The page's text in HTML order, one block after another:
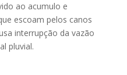
ao acumulo e
escoam pelos canos
interrupção da vazão
pluvial.